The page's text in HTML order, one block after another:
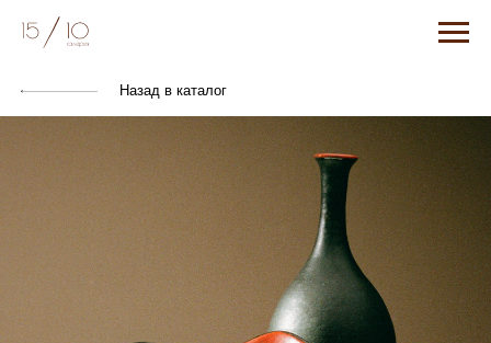
Назад в каталог